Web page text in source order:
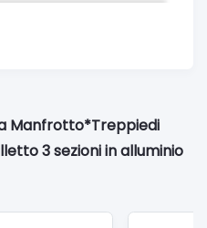
in Italy by Manfrotto .
Manfrotto*Treppiedi
3 sezioni in alluminio